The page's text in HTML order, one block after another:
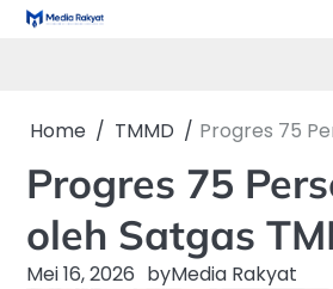
Skip
Home TMMD Progres 75
Progres 75
oleh Satgas
Mei 16, 2026 byMedia Rakyat